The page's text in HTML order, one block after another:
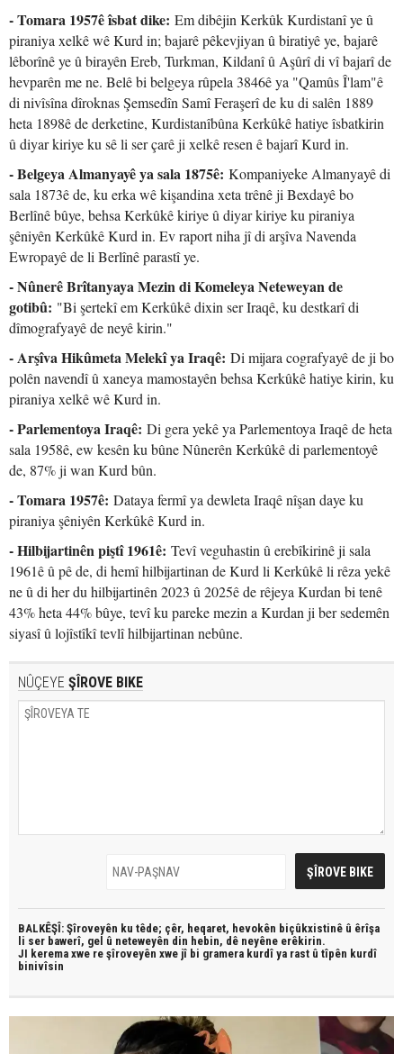
- Tomara 1957ê îsbat dike: Em dibêjin Kerkûk Kurdistanî ye û
piraniya xelkê wê Kurd in; bajarê pêkevjiyan û biratiyê ye, bajarê
lêborînê ye û birayên Ereb, Turkman, Kildanî û Aşûrî di vî bajarî de
hevparên me ne. Belê bi belgeya rûpela 3846ê ya "Qamûs Î'lam"ê
di nivîsîna dîroknas Şemsedîn Samî Feraşerî de ku di salên 1889
heta 1898ê de derketine, Kurdistanîbûna Kerkûkê hatiye îsbatkirin
û diyar kiriye ku sê li ser çarê ji xelkê resen ê bajarî Kurd in.
- Belgeya Almanyayê ya sala 1875ê: Kompaniyeke Almanyayê di
sala 1873ê de, ku erka wê kişandina xeta trênê ji Bexdayê bo
Berlînê bûye, behsa Kerkûkê kiriye û diyar kiriye ku piraniya
şêniyên Kerkûkê Kurd in. Ev raport niha jî di arşîva Navenda
Ewropayê de li Berlînê parastî ye.
- Nûnerê Brîtanyaya Mezin di Komeleya Neteweyan de
gotibû: "Bi şertekî em Kerkûkê dixin ser Iraqê, ku destkarî di
dîmografyayê de neyê kirin."
- Arşîva Hikûmeta Melekî ya Iraqê: Di mijara cografyayê de ji bo
polên navendî û xaneya mamostayên behsa Kerkûkê hatiye kirin, ku
piraniya xelkê wê Kurd in.
- Parlementoya Iraqê: Di gera yekê ya Parlementoya Iraqê de heta
sala 1958ê, ew kesên ku bûne Nûnerên Kerkûkê di parlementoyê
de, 87% ji wan Kurd bûn.
- Tomara 1957ê: Dataya fermî ya dewleta Iraqê nîşan daye ku
piraniya şêniyên Kerkûkê Kurd in.
- Hilbijartinên piştî 1961ê: Tevî veguhastin û erebîkirinê ji sala
1961ê û pê de, di hemî hilbijartinan de Kurd li Kerkûkê li rêza yekê
ne û di her du hilbijartinên 2023 û 2025ê de rêjeya Kurdan bi tenê
43% heta 44% bûye, tevî ku pareke mezin a Kurdan ji ber sedemên
siyasî û lojîstîkî tevlî hilbijartinan nebûne.
NÛÇEYE ŞÎROVE BIKE
BALKÊŞÎ: Şîroveyên ku têde; çêr, heqaret, hevokên biçûkxistinê û êrîşa
li ser bawerî, gel û neteweyên din hebin, dê neyêne erêkirin.
JI kerema xwe re şîroveyên xwe jî bi gramera kurdî ya rast û tîpên kurdî
binivîsin